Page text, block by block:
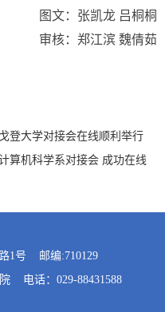
图文：张凯龙 吕桐桐
审核：郑江滨 魏倩茹
登大学对接会在线顺利举行
算机科学系对接会 成功在线
1号 邮编:710129
电话：029-88431588